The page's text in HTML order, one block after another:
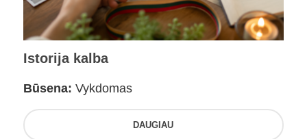
Istorija kalba
Būsena: Vykdomas
DAUGIAU